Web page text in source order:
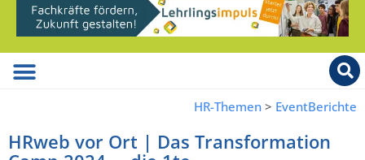
HR-Themen > EventBerichte
HRweb vor Ort | Das Transformation